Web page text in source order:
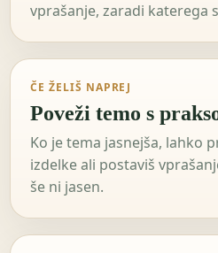
vprašanje, zaradi katerega
ČE ŽELIŠ NAPREJ
Poveži temo s
Ko je tema jasnejša, lahko
izdelke ali postaviš
še ni jasen.